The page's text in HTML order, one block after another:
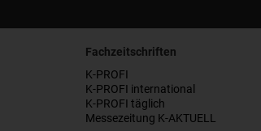
Fachzeitschriften
K-PROFI
K-PROFI international
K-PROFI täglich
Messezeitung K-AKTUELL